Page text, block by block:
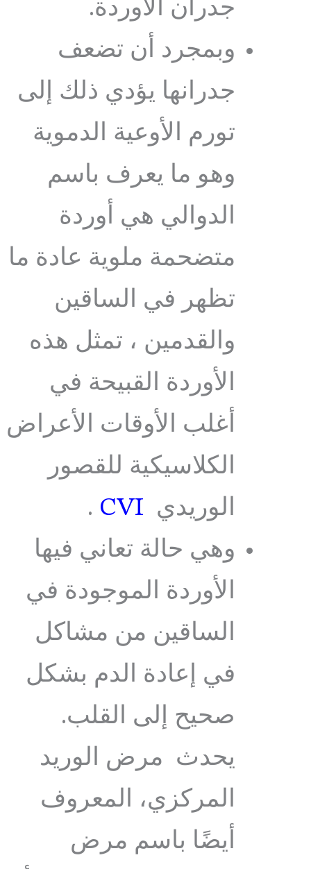
جدران الأوردة.
وبمجرد أن تضعف
جدرانها يؤدي ذلك إلى
تورم الأوعية الدموية
وهو ما يعرف باسم
الدوالي هي أوردة
متضحمة ملوية عادة ما
تظهر في الساقين
والقدمين ، تمثل هذه
الأوردة القبيحة في
أغلب الأوقات الأعراض
الكلاسيكية للقصور
الوريدي
.
وهي حالة تعاني فيها
الأوردة الموجودة في
الساقين من مشاكل
في إعادة الدم بشكل
صحيح إلى القلب.
يحدث مرض الوريد
المركزي، المعروف
أيضًا باسم مرض